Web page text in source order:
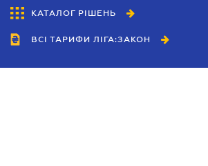
КАТАЛОГ РІШЕНЬ
ВСІ ТАРИФИ ЛІГА:ЗАКОН